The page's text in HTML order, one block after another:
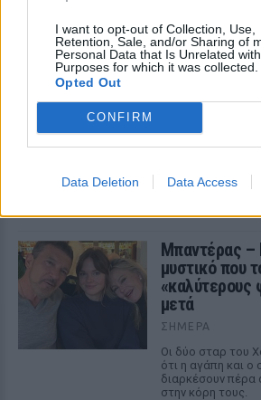
I want to opt-out of Collection, Use,
Retention, Sale, and/or Sharing of
Personal Data that Is Unrelated
Purposes for which it was collected.
Opted Out
CONFIRM
Data Deletion Data Access
Λαγοκέφαλος στη θάλασσα: Τι
κάνετε αν τον δείτε ‑ Οι
Μαρίνας Βερνίκου
το πιο συζητημένο θέμα στις ελληνικές
Μπαντέρας –
μυστικό που
«καλύτερους
μετά
ΣΉΜΕΡΑ
Οι δύο σταρ του
ότι η αγάπη και
διαρκέσουν πέρα
στην κόρη τους.